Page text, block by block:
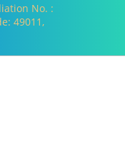
No. :
49011,